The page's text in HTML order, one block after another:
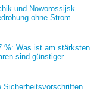
und Noworossijsk
ohne Strom
%: Was ist am stärksten
sind günstiger
Sicherheitsvorschriften